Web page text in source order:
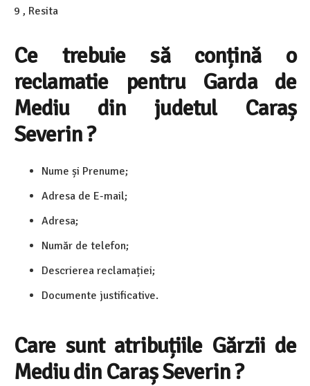
9 , Resita
Ce trebuie să conțină o
reclamatie pentru Garda de
Mediu din judetul Caraș
Severin ?
Nume și Prenume;
Adresa de E-mail;
Adresa;
Număr de telefon;
Descrierea reclamației;
Documente justificative.
Care sunt atribuțiile Gărzii de
Mediu din Caraș Severin ?